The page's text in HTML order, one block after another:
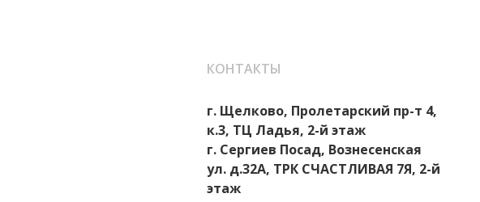
КОНТАКТЫ
г. Щелково, Пролетарский пр-т 4,
к.3, ТЦ Ладья, 2-й этаж
г. Сергиев Посад, Вознесенская
ул. д.32А, ТРК СЧАСТЛИВАЯ 7Я, 2-й
этаж